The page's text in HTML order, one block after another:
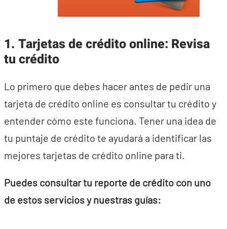
1. Tarjetas de crédito online: Revisa
tu crédito
Lo primero que debes hacer antes de pedir una
tarjeta de crédito online es consultar tu crédito y
entender cómo este funciona. Tener una idea de
tu puntaje de crédito te ayudará a identificar las
mejores tarjetas de crédito online para ti.
Puedes consultar tu reporte de crédito con uno
de estos servicios y nuestras guías: